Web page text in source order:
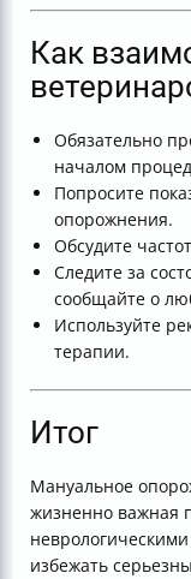
Как
Обязательно
началом
Попросите
опорожнения.
Обсудите
Следите за
сообщайте о
Используйте
терапии.
Итог
Мануальное
жизненно важная
избежать